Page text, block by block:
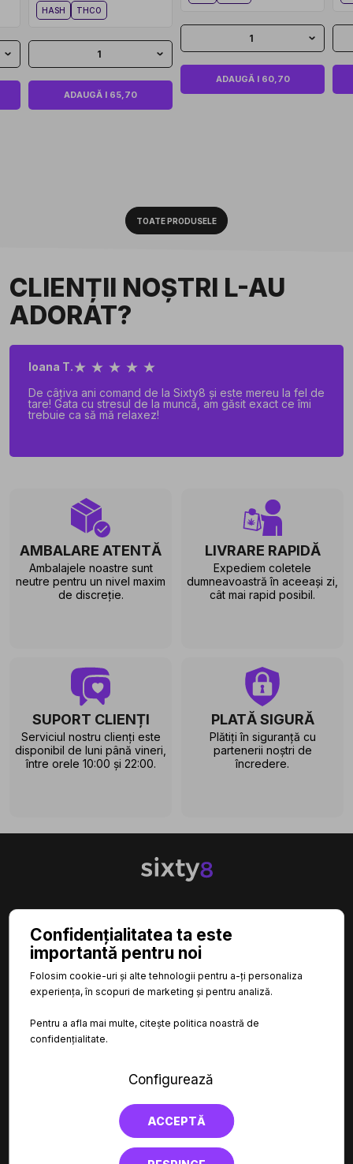
HASH THCO
1
ADAUGĂ I 65,70
1
ADAUGĂ I 60,70
TOATE PRODUSELE
CLIENȚII NOȘTRI L-AU
ADORAT?
Ioana T.★ ★ ★ ★ ★
De câțiva ani comand de la Sixty8 și este mereu la fel de
tare! Gata cu stresul de la muncă, am găsit exact ce îmi
trebuie ca să mă relaxez!
AMBALARE ATENTĂ
Ambalajele noastre sunt
neutre pentru un nivel maxim
de discreție.
LIVRARE RAPIDĂ
Expediem coletele
dumneavoastră în aceeași zi,
cât mai rapid posibil.
SUPORT CLIENȚI
Serviciul nostru clienți este
disponibil de luni până vineri,
între orele 10:00 și 22:00.
PLATĂ SIGURĂ
Plătiți în siguranță cu
partenerii noștri de
încredere.
CATEGORII
INFORMAȚII
Confidențialitatea ta este
importantă pentru noi
Folosim cookie-uri și alte tehnologii pentru a-ți personaliza
experiența, în scopuri de marketing și pentru analiză.
Pentru a afla mai multe, citește politica noastră de
confidențialitate.
Configurează
ACCEPTĂ